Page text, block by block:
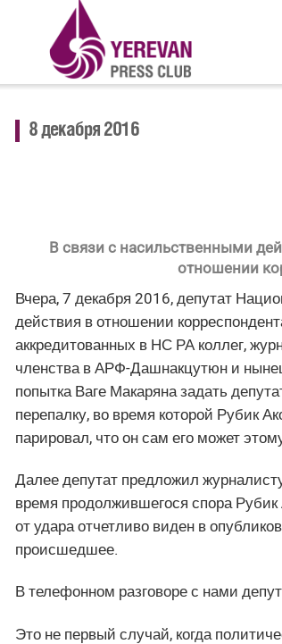
8 декабря 2016
В связи с насильственными
отношении
Вчера, 7 декабря 2016, депутат
действия в отношении
аккредитованных в НС РА коллег,
членства в АРФ-Дашнакцутюн и
попытка Ваге Макаряна задать
перепалку, во время которой Рубик
парировал, что он сам его может
Далее депутат предложил
время продолжившегося спора
от удара отчетливо виден в
происшедшее.
В телефонном разговоре с нами
Это не первый случай, когда